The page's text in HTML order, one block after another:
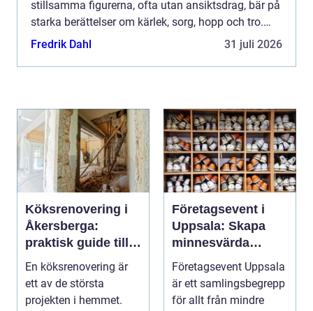
stillsamma figurerna, ofta utan ansiktsdrag, bär på
starka berättelser om kärlek, sorg, hopp och tro.
Genom små geste...
Fredrik Dahl 31 juli 2026
Köksrenovering i
Åkersberga:
praktisk guide till
ett smartare kök
En köksrenovering är
ett av de största
projekten i hemmet.
Företagsevent i
Uppsala: Skapa
minnesvärda
möten som bygger
starkare team
Företagsevent Uppsala
är ett samlingsbegrepp
för allt från mindre